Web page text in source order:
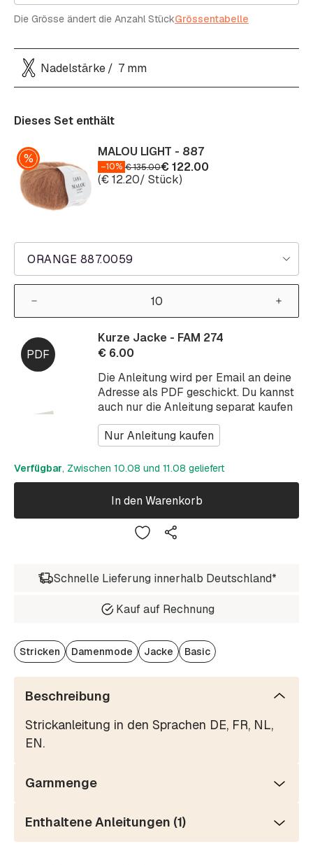
Die Grösse ändert die Anzahl StückGrössentabelle
Nadelstärke 7 mm
Dieses Set enthält
ORANGE 887.0059
MALOU LIGHT - 887
–10% €135.00€122.00
(€12.20/ Stück)
Die Anleitung wird per Email an deine
Adresse als PDF geschickt. Du kannst
auch nur die Anleitung separat kaufen
Nur Anleitung kaufen
Kurze Jacke - FAM 274
€ 6.00
Verfügbar, Zwischen 10.08 und 11.08 geliefert
In den Warenkorb
Schnelle Lieferung innerhalb Deutschland*
Kauf auf Rechnung
Stricken Damenmode Jacke Basic
Beschreibung
Strickanleitung in den Sprachen DE, FR, NL,
EN.
Garnmenge
Enthaltene Anleitungen (1)